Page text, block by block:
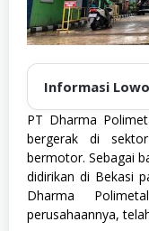
Informasi
Diposting oleh
Tanggal publikasi
Kategori
Lokasi
PT Dharma
bergerak di
bermotor. Sebagai
didirikan di Bekasi
Dharma
perusahaannya,